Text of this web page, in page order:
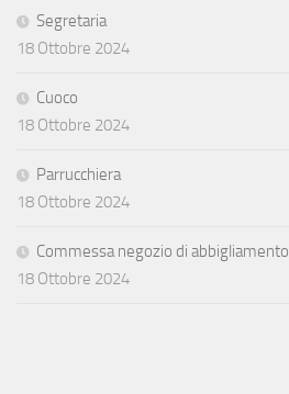
Segretaria
18 Ottobre 2024
Cuoco
18 Ottobre 2024
Parrucchiera
18 Ottobre 2024
Commessa negozio di abbigliamento
18 Ottobre 2024